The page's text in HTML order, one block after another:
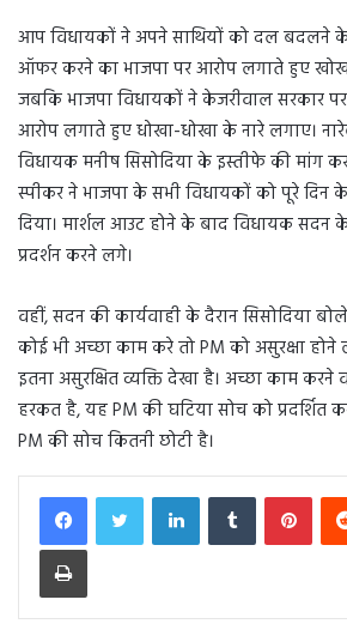
आप विधायकों ने अपने साथियों को दल बदलने
ऑफर करने का भाजपा पर आरोप लगाते हुए
जबकि भाजपा विधायकों ने केजरीवाल सरकार
आरोप लगाते हुए धोखा-धोखा के नारे लगाए।
विधायक मनीष सिसोदिया के इस्तीफे की मांग
स्पीकर ने भाजपा के सभी विधायकों को पूरे दिन
दिया। मार्शल आउट होने के बाद विधायक सदन के
प्रदर्शन करने लगे।
वहीं, सदन की कार्यवाही के दैरान सिसोदिया
कोई भी अच्छा काम करे तो PM को असुरक्षा
इतना असुरक्षित व्यक्ति देखा है। अच्छा काम करने
हरकत है, यह PM की घटिया सोच को प्रदर्शित
PM की सोच कितनी छोटी है।
LinkedInTumblr
Print